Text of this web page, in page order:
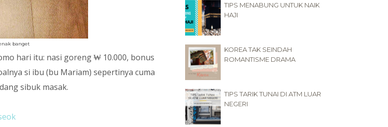
banget
hari itu: nasi goreng₩ 10.000, bonus
si ibu (bu Mariam) sepertinya cuma
sibuk masak.
TIPS MENABUNG UNTUK NAIK
HAJI
KOREA TAK SEINDAH
ROMANTISME DRAMA
TIPS TARIK TUNAI DI ATM LUAR
NEGERI